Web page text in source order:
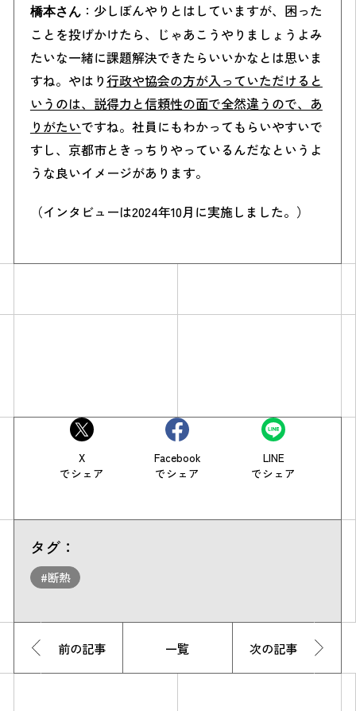
橋本さん：少しぼんやりとはしていますが、困った
ことを投げかけたら、じゃあこうやりましょうよみ
たいな一緒に課題解決できたらいいかなとは思いま
すね。 やはり行政や協会の方が入っていただけると
いうのは、説得力と信頼性の面で全然違うので、あ
りがたいですね。社員にもわかってもらいやすいで
すし、京都市ときっちりやっているんだなというよ
うな良いイメージがあります。
（インタビューは2024年10月に実施しました。）
X
でシェア
Facebook
でシェア
LINE
でシェア
タグ：
#断熱
前の記事 一覧 次の記事